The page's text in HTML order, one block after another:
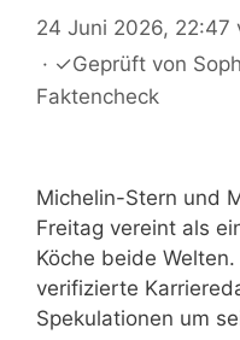
24 Juni 2026, 22:47
· ✓Geprüft von
Faktencheck
Michelin-Stern und
Freitag vereint als
Köche beide
verifizierte
Spekulationen um